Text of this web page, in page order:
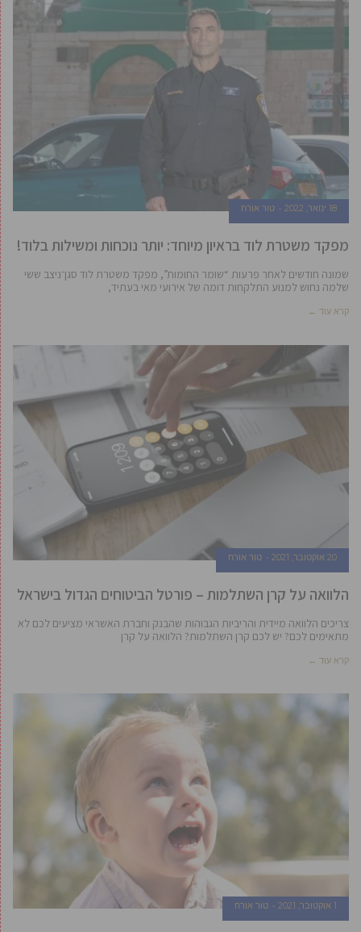
18 ינואר, 2022 טור אורח
מפקד משטרת לוד בראיון מיוחד: יותר נוכחות ומשילות בלוד!
שמונה חודשים לאחר פרעות “שומר החומות”, מפקד משטרת לוד סגן־ניצב ששי
שלמה נחוש למנוע התלקחות דומה של אירועי מאי בעתיד,
קרא עוד ←
20 אוקטובר, 2021 טור אורח
הלוואה על קרן השתלמות – פורטל הביטוחים הגדול בישראל
צריכים הלוואה מיידית והריביות הגבוהות שהבנק וחברת האשראי מציעים לכם לא
מתאימים לכם? יש לכם קרן השתלמות? הלוואה על קרן
קרא עוד ←
1 אוקטובר, 2021 טור אורח